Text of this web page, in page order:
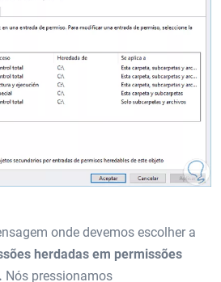
onde devemos escolher a
herdadas em permissões
Nós pressionamos